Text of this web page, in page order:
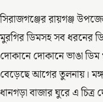
সিরাজগঞ্জের রায়গঞ্জ
মুরগির ডিমসহ সব ধরনের
দোকানে দোকানে ভাঙা
বেড়েছে আগের তুলনায়।
ধানগড়া বাজার ঘুরে এ